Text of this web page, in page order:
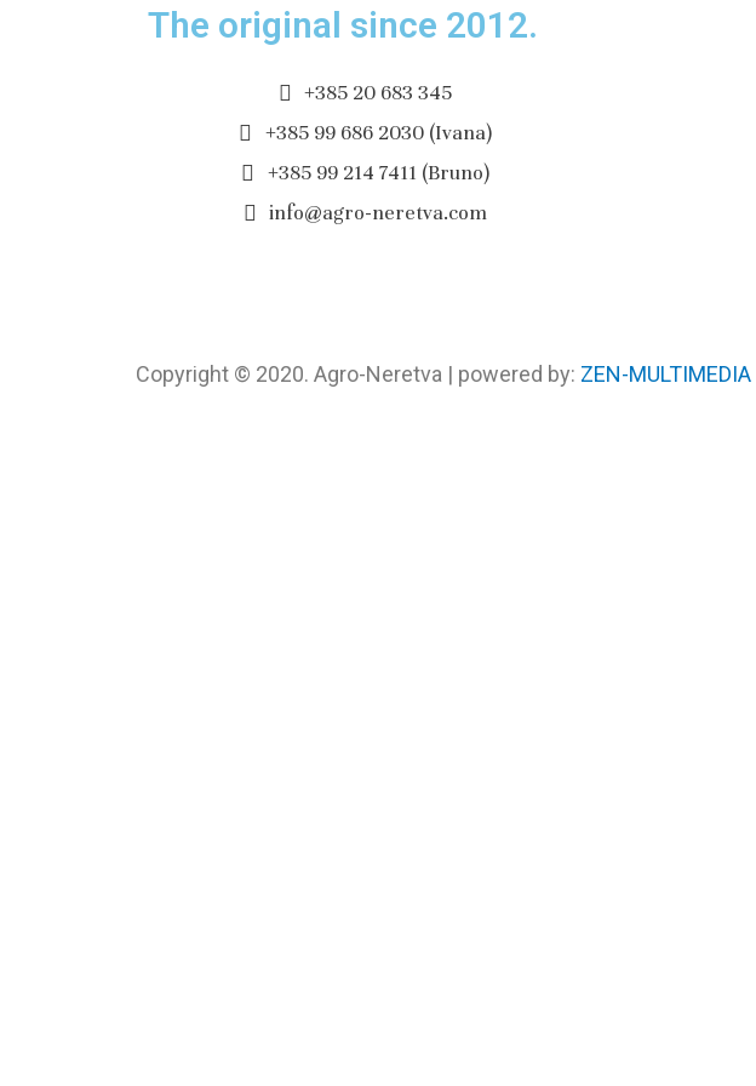
The original since 2012.
+385 20 683 345
+385 99 686 2030 (Ivana)
+385 99 214 7411 (Bruno)
info@agro-neretva.com
Copyright © 2020. Agro-Neretva | powered by: ZEN-MULTIMEDIA